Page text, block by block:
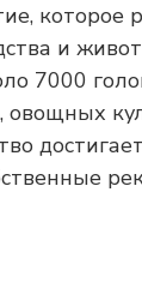
которое
и
7000